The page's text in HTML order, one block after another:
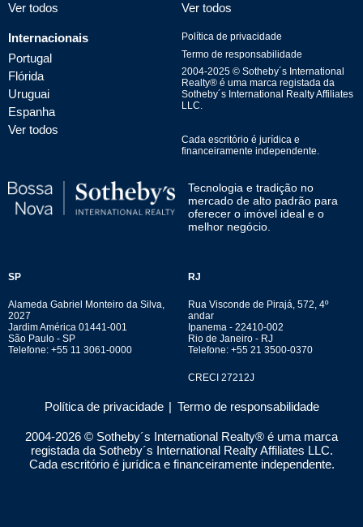
Ver todos
Ver todos
Internacionais
Portugal
Flórida
Uruguai
Espanha
Ver todos
Política de privacidade
Termo de responsabilidade
2004-2025 © Sotheby´s International
Realty® é uma marca registada da
Sotheby´s International Realty Affiliates
LLC.
Cada escritório é jurídica e
financeiramente independente.
Tecnologia e tradição no
mercado de alto padrão para
oferecer o imóvel ideal e o
melhor negócio.
SP
Alameda Gabriel Monteiro da Silva,
2027
Jardim América 01441-001
São Paulo - SP
Telefone: +55 11 3061-0000
RJ
Rua Visconde de Pirajá, 572, 4º
andar
Ipanema - 22410-002
Rio de Janeiro - RJ
Telefone: +55 21 3500-0370
CRECI 27212J
Política de privacidade | Termo de responsabilidade
2004-2026 © Sotheby´s International Realty® é uma marca
registada da Sotheby´s International Realty Affiliates LLC.
Cada escritório é jurídica e financeiramente independente.